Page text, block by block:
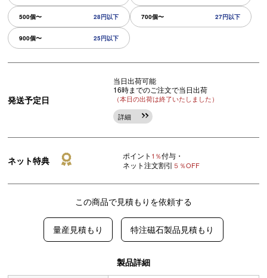
500個〜 28円以下 700個〜 27円以下
900個〜 25円以下
発送予定日
当日出荷可能
16時までのご注文で当日出荷
（本日の出荷は終了いたしました）
詳細
ネット特典 ポイント 1％付与・
ネット注文割引 ５％OFF
この商品で見積もりを依頼する
量産見積もり 特注磁石製品見積もり
製品詳細